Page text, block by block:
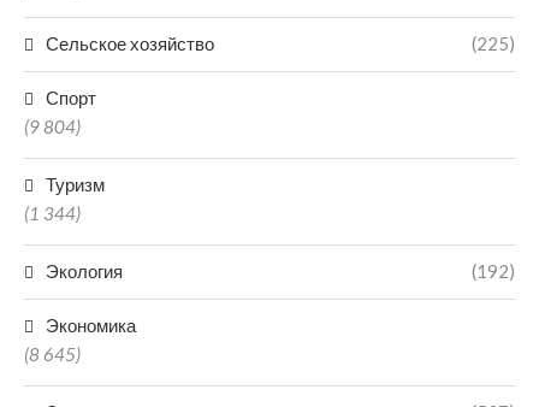
Сельское хозяйство (225)
Спорт
(9 804)
Туризм
(1 344)
Экология (192)
Экономика
(8 645)